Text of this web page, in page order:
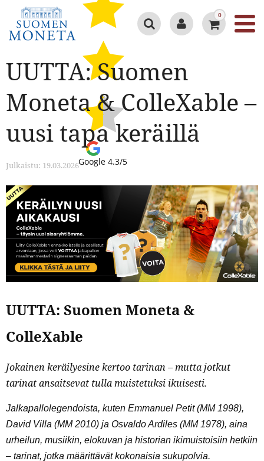
Google 4.3/5
0
UUTTA: Suomen
Moneta & ColleXable –
uusi tapa keräillä
Julkaistu: 19.03.2026
UUTTA: Suomen Moneta &
ColleXable
Jokainen keräilyesine kertoo tarinan – mutta jotkut
tarinat ansaitsevat tulla muistetuksi ikuisesti.
Jalkapallolegendoista, kuten Emmanuel Petit (MM 1998),
David Villa (MM 2010) ja Osvaldo Ardiles (MM 1978), aina
urheilun, musiikin, elokuvan ja historian ikimuistoisiin hetkiin
– tarinat, jotka määrittävät kokonaisia sukupolvia.